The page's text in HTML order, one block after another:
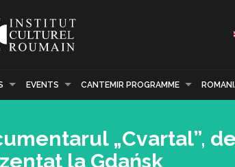
EVENTS CANTEMIR PROGRAMME
„Cvartal”,
la Gdańsk